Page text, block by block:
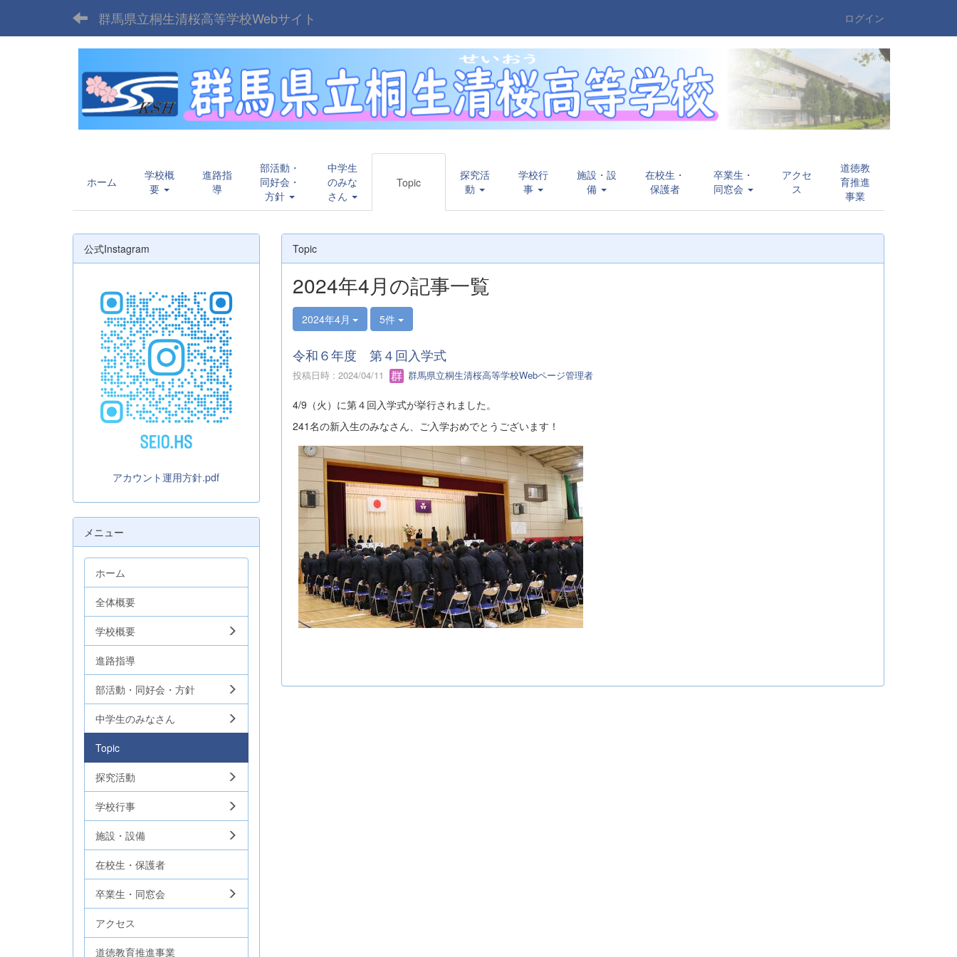
群馬県立桐生清桜高等学校Webサイト ログイン
ホーム
学校概
要
進路指
導
部活動・
同好会・
方針
中学生
のみな
さん
Topic
探究活
動
学校行
事
施設・設
備
在校生・
保護者
卒業生・
同窓会
アクセ
ス
道徳教
育推進
事業
Topic
2024年4月の記事一覧
2024年4月 5件
令和６年度 第４回入学式
投稿日時 : 2024/04/11 群馬県立桐生清桜高等学校Webページ管理者
4/9（火）に第４回入学式が挙行されました。
241名の新入生のみなさん、ご入学おめでとうございます！
公式Instagram
アカウント運用方針.pdf
メニュー
ホーム
全体概要
学校概要
進路指導
部活動・同好会・方針
中学生のみなさん
Topic
探究活動
学校行事
施設・設備
在校生・保護者
卒業生・同窓会
アクセス
道徳教育推進事業